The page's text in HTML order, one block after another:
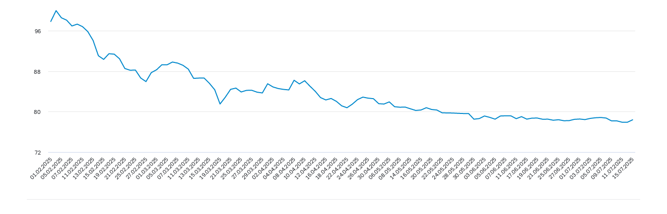
01.02.2025
05.02.2025
07.02.2025
11.02.2025
13.02.2025
15.02.2025
19.02.2025
21.02.2025
25.02.2025
27.02.2025
01.03.2025
05.03.2025
07.03.2025
11.03.2025
13.03.2025
15.03.2025
19.03.2025
21.03.2025
25.03.2025
27.03.2025
29.03.2025
02.04.2025
04.04.2025
08.04.2025
10.04.2025
12.04.2025
16.04.2025
18.04.2025
22.04.2025
24.04.2025
26.04.2025
30.04.2025
06.05.2025
08.05.2025
14.05.2025
16.05.2025
20.05.2025
22.05.2025
24.05.2025
28.05.2025
30.05.2025
03.06.2025
05.06.2025
07.06.2025
11.06.2025
17.06.2025
19.06.2025
21.06.2025
25.06.2025
27.06.2025
01.07.2025
03.07.2025
05.07.2025
09.07.2025
11.07.2025
15.07.2025
72
80
88
96